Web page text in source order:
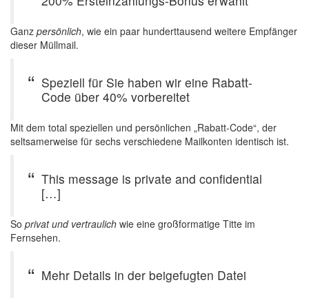
Ganz persönlich, wie ein paar hunderttausend weitere Empfänger
dieser Müllmail.
Speziell für Sie haben wir eine Rabatt-
Code über 40% vorbereitet
Mit dem total speziellen und persönlichen „Rabatt-Code“, der
seltsamerweise für sechs verschiedene Mailkonten identisch ist.
This message is private and confidential
[…]
So privat und vertraulich wie eine großformatige Titte im
Fernsehen.
Mehr Details in der beigefugten Datei